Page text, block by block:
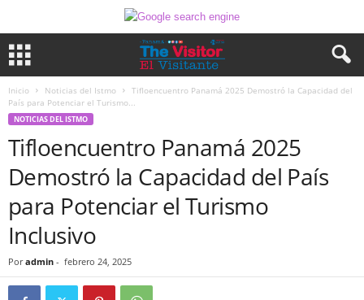
Inicio Noticias del Istmo
Tifloencuentro Panamá 2025 Demostró la Capacidad del
País para Potenciar el Turismo...
NOTICIAS DEL ISTMO
Tifloencuentro Panamá 2025
Demostró la Capacidad del País
para Potenciar el Turismo
Inclusivo
Por admin - febrero 24, 2025